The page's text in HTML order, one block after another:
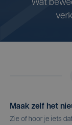
Wat
Maak zelf het
Zie of hoor je iets